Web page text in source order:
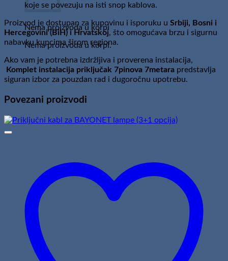
Nema proizvoda u korpi
Nema proizvoda u korpi.
koje se povezuju na isti snop kablova.
Proizvod je dostupan za kupovinu i isporuku u Srbiji, Bosni i
Hercegovini (BiH) i Hrvatskoj, što omogućava brzu i sigurnu
nabavku kupcima širom regiona.
Ako vam je potrebna izdržljiva i proverena instalacija,
Komplet instalacija priključak 7pinova 7metara predstavlja
siguran izbor za pouzdan rad i dugoročnu upotrebu.
Povezani proizvodi